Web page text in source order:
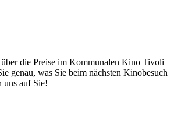
die Preise im Kommunalen Kino Tivoli
genau, was Sie beim nächsten Kinobesuch
uns auf Sie!